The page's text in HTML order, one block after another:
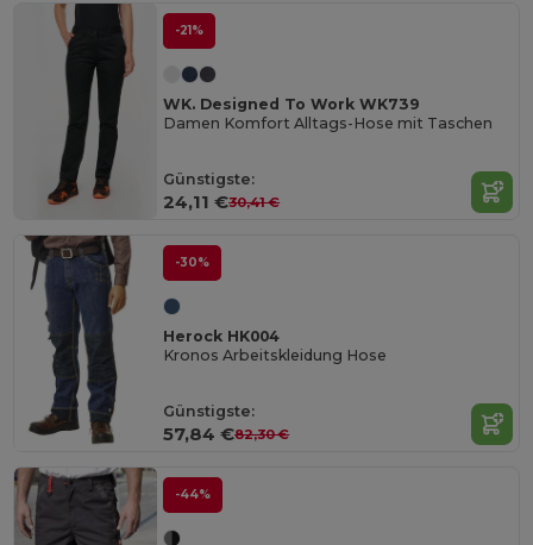
-21%
WK. Designed To Work WK739
Damen Komfort Alltags-Hose mit Taschen
Günstigste:
24,11 €30,41 €
-30%
Herock HK004
Kronos Arbeitskleidung Hose
Günstigste:
57,84 €82,30 €
-44%